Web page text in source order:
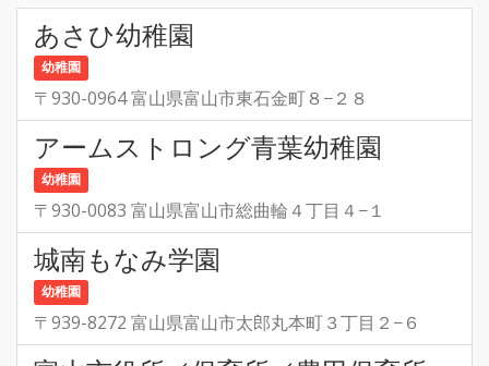
あさひ幼稚園
幼稚園
〒930-0964 富山県富山市東石金町８−２８
アームストロング青葉幼稚園
幼稚園
〒930-0083 富山県富山市総曲輪４丁目４−１
城南もなみ学園
幼稚園
〒939-8272 富山県富山市太郎丸本町３丁目２−６